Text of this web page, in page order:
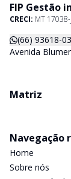
FIP Gestão
CRECI: MT 17038-J
(66) 93618-
Avenida
Matriz
Navegação
Home
Sobre nós